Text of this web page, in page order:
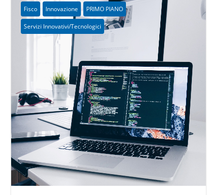
Fisco Innovazione PRIMO PIANO
Servizi Innovativi/Tecnologici